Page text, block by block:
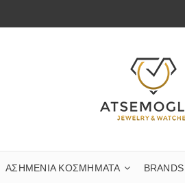
ΑΣΗΜΈΝΙΑ ΚΟΣΜΉΜΑΤΑ BRANDS